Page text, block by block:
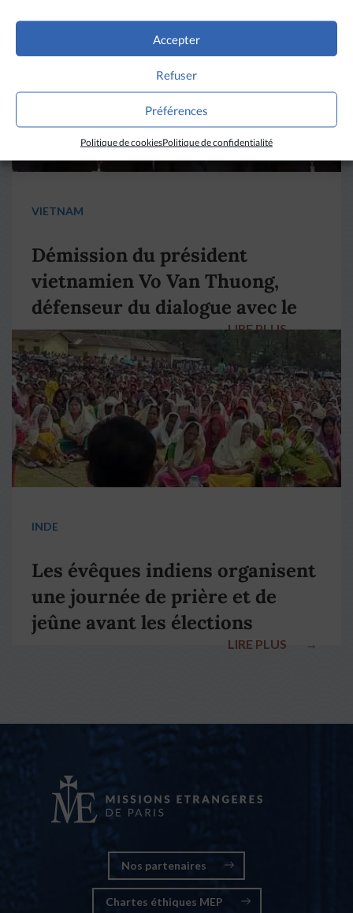
Accepter
Refuser
Préférences
Politique de cookiesPolitique de confidentialité
VIETNAM
Démission du président
vietnamien Vo Van Thuong,
défenseur du dialogue avec le
pape François
LIRE PLUS →
INDE
Les évêques indiens organisent
une journée de prière et de
jeûne avant les élections
LIRE PLUS →
Nos partenaires
Chartes éthiques MEP